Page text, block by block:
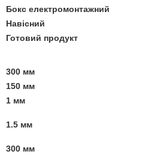
Бокс електромонтажний
Навісний
Готовий продукт
300 мм
150 мм
1 мм
1.5 мм
300 мм